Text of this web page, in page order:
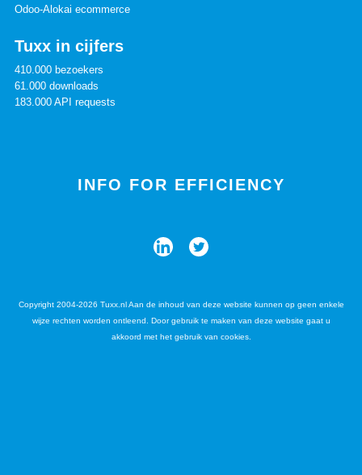
Odoo-Alokai ecommerce
Tuxx in cijfers
410.000 bezoekers
61.000 downloads
183.000 API requests
INFO FOR EFFICIENCY
Copyright 2004-2026 Tuxx.nl Aan de inhoud van deze website kunnen op geen enkele
wijze rechten worden ontleend. Door gebruik te maken van deze website gaat u
akkoord met het gebruik van cookies.